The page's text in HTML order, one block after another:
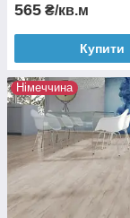
565 ₴/кв.м
Купити
Німеччина